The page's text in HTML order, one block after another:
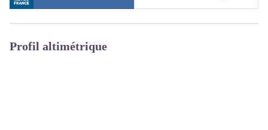
Profil altimétrique